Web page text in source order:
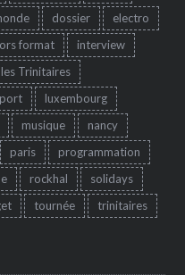
dossier
electro
format
interview
les Trinitaires
luxembourg
musique
nancy
paris
programmation
rockhal
solidays
tournée
trinitaires